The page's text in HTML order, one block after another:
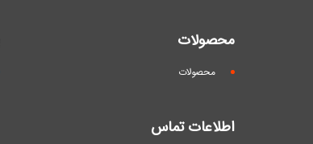
محصولات
محصولات
اطلاعات تماس